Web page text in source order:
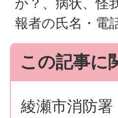
か？、病状、怪
報者の氏名・電
この記事に
綾瀬市消防署